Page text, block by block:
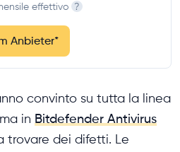
effettivo ?
Anbieter*
convinto su tutta la linea
in Bitdefender Antivirus
trovare dei difetti. Le